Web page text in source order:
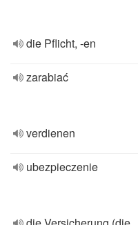
die Pflicht, -en
zarabiać
verdienen
ubezpieczenie